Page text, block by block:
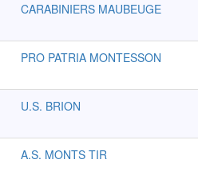
CARABINIERS MAUBEUGE
PRO PATRIA MONTESSON
U.S. BRION
A.S. MONTS TIR